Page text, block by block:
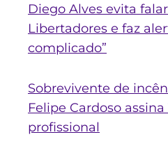
Diego Alves evita
Libertadores e faz
complicado”
Sobrevivente de
Felipe Cardoso assina
profissional